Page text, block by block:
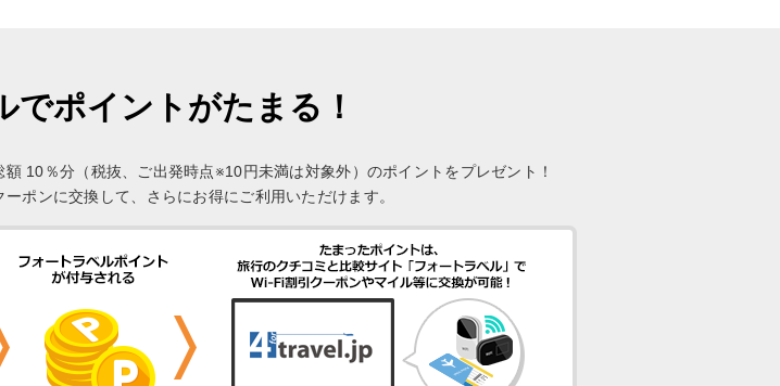
でポイントがたまる！
10％分（税抜、ご出発時点※10円未満は対象外）のポイントをプレゼント！
ポンに交換して、さらにお得にご利用いただけます。